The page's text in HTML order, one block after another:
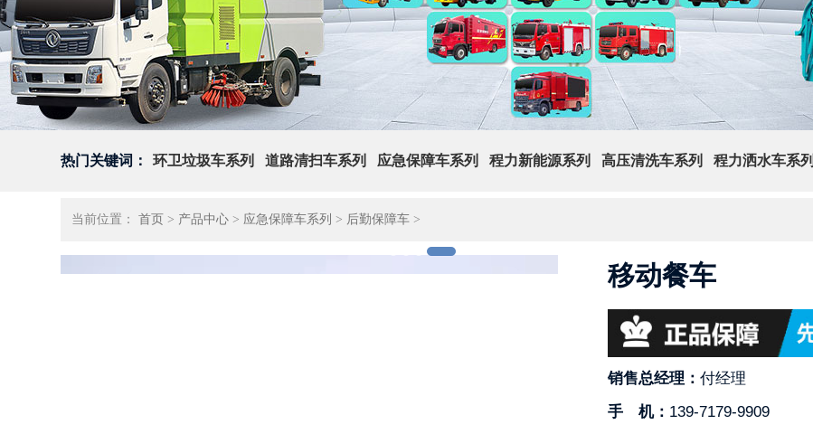
热门关键词： 环卫垃圾车系列 道路清扫车系列 应急保障车系列 程力新能源系列 高压清洗车系列 程力洒水车系列
当前位置：首页 > 产品中心 > 应急保障车系列 > 后勤保障车 >
移动餐车
销售总经理： 付经理
手 机： 139-7179-9909